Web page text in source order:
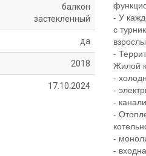
балкон
застекленный
да
2018
17.10.2024
- У
с
-
Жилой
-
-
-
-
-
-